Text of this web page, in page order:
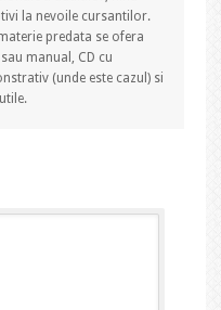
la nevoile cursantilor.
predata se ofera
manual, CD cu
(unde este cazul) si